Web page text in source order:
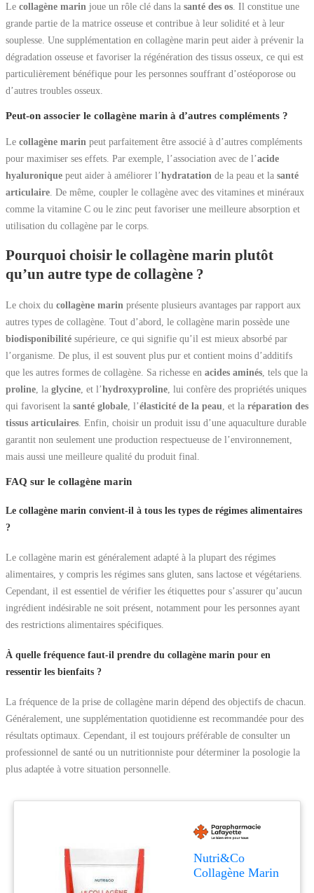
Le collagène marin joue un rôle clé dans la santé des os . Il constitue une
grande partie de la matrice osseuse et contribue à leur solidité et à leur
souplesse. Une supplémentation en collagène marin peut aider à prévenir la
dégradation osseuse et favoriser la régénération des tissus osseux, ce qui est
particulièrement bénéfique pour les personnes souffrant d’ostéoporose ou
d’autres troubles osseux.
Peut-on associer le collagène marin à d’autres compléments ?
Le collagène marin peut parfaitement être associé à d’autres compléments
pour maximiser ses effets. Par exemple, l’association avec de l’acide
hyaluronique peut aider à améliorer l’hydratation de la peau et la santé
articulaire . De même, coupler le collagène avec des vitamines et minéraux
comme la vitamine C ou le zinc peut favoriser une meilleure absorption et
utilisation du collagène par le corps.
Pourquoi choisir le collagène marin plutôt
qu’un autre type de collagène ?
Le choix du collagène marin présente plusieurs avantages par rapport aux
autres types de collagène. Tout d’abord, le collagène marin possède une
biodisponibilité supérieure, ce qui signifie qu’il est mieux absorbé par
l’organisme. De plus, il est souvent plus pur et contient moins d’additifs
que les autres formes de collagène. Sa richesse en acides aminés , tels que la
proline , la glycine , et l’hydroxyproline , lui confère des propriétés uniques
qui favorisent la santé globale , l’élasticité de la peau , et la réparation des
tissus articulaires . Enfin, choisir un produit issu d’une aquaculture durable
garantit non seulement une production respectueuse de l’environnement,
mais aussi une meilleure qualité du produit final.
FAQ sur le collagène marin
Le collagène marin convient-il à tous les types de régimes alimentaires
?
Le collagène marin est généralement adapté à la plupart des régimes
alimentaires, y compris les régimes sans gluten, sans lactose et végétariens.
Cependant, il est essentiel de vérifier les étiquettes pour s’assurer qu’aucun
ingrédient indésirable ne soit présent, notamment pour les personnes ayant
des restrictions alimentaires spécifiques.
À quelle fréquence faut-il prendre du collagène marin pour en
ressentir les bienfaits ?
La fréquence de la prise de collagène marin dépend des objectifs de chacun.
Généralement, une supplémentation quotidienne est recommandée pour des
résultats optimaux. Cependant, il est toujours préférable de consulter un
professionnel de santé ou un nutritionniste pour déterminer la posologie la
plus adaptée à votre situation personnelle.
Nutri&Co
Collagène Marin